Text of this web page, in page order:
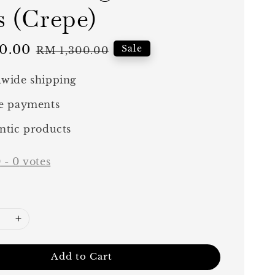
(Crepe)
Regular
RM 1,300.00 Sale
shipping
payments
products
- 0 votes
Add to Cart